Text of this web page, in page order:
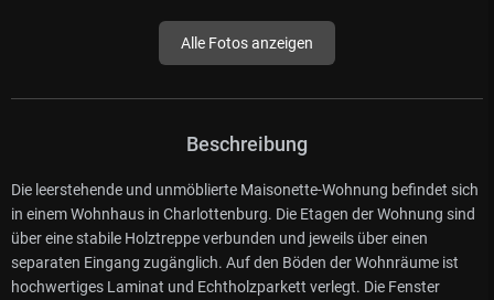
Alle Fotos anzeigen
Beschreibung
Die leerstehende und unmöblierte Maisonette-Wohnung befindet sich
in einem Wohnhaus in Charlottenburg. Die Etagen der Wohnung sind
über eine stabile Holztreppe verbunden und jeweils über einen
separaten Eingang zugänglich. Auf den Böden der Wohnräume ist
hochwertiges Laminat und Echtholzparkett verlegt. Die Fenster